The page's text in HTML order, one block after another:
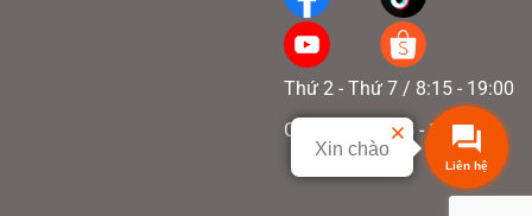
Thứ 2 - Thứ 7 / 8:15 - 19:00
Chủ nhật / 8:15 - 17:00
Xin chào